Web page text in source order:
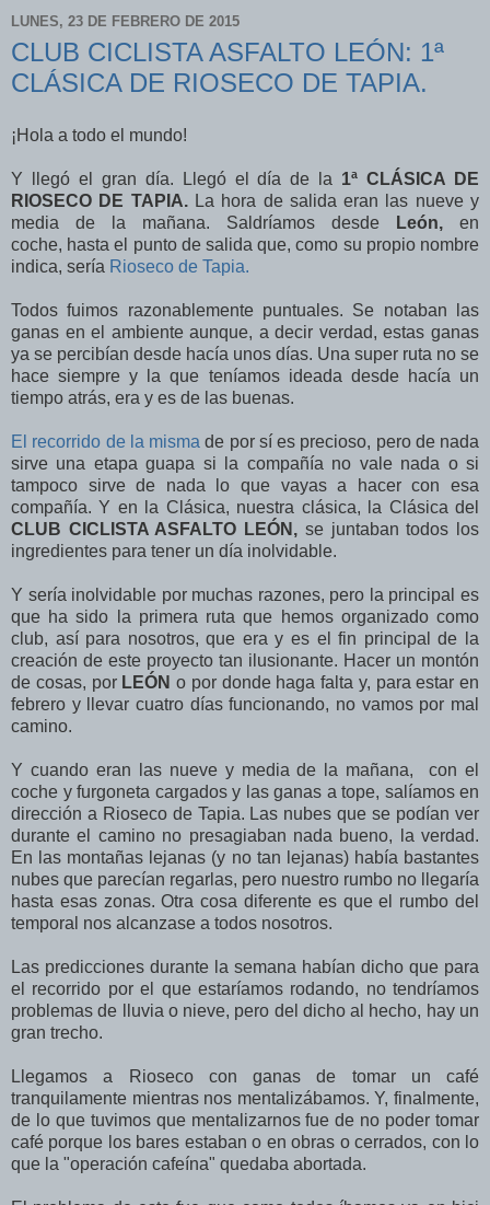
LUNES, 23 DE FEBRERO DE 2015
CLUB CICLISTA ASFALTO LEÓN: 1ª
CLÁSICA DE RIOSECO DE TAPIA.
¡Hola a todo el mundo!
Y llegó el gran día. Llegó el día de la 1ª CLÁSICA DE
RIOSECO DE TAPIA. La hora de salida eran las nueve y
media de la mañana. Saldríamos desde
León, en
coche, hasta el punto de salida que, como su propio nombre
indica, sería Rioseco de Tapia.
Todos fuimos razonablemente puntuales. Se notaban las
ganas en el ambiente aunque, a decir verdad, estas ganas
ya se percibían desde hacía unos días. Una super ruta no se
hace siempre y la que teníamos ideada desde hacía un
tiempo atrás, era y es de las buenas.
El recorrido de la misma de por sí es precioso, pero de nada
sirve una etapa guapa si la compañía no vale nada o si
tampoco sirve de nada lo que vayas a hacer con esa
compañía. Y en la Clásica, nuestra clásica, la Clásica del
CLUB CICLISTA ASFALTO LEÓN, se juntaban todos los
ingredientes para tener un día inolvidable.
Y sería inolvidable por muchas razones, pero la principal es
que ha sido la primera ruta que hemos organizado como
club, así para nosotros, que era y es el fin principal de la
creación de este proyecto tan ilusionante. Hacer un montón
de cosas, por LEÓN o por donde haga falta y, para estar en
febrero y llevar cuatro días funcionando, no vamos por mal
camino.
Y cuando eran las nueve y media de la mañana, con el
coche y furgoneta cargados y las ganas a tope, salíamos en
dirección a Rioseco de Tapia. Las nubes que se podían ver
durante el camino no presagiaban nada bueno, la verdad.
En las montañas lejanas (y no tan lejanas) había bastantes
nubes que parecían regarlas, pero nuestro rumbo no llegaría
hasta esas zonas. Otra cosa diferente es que el rumbo del
temporal nos alcanzase a todos nosotros.
Las predicciones durante la semana habían dicho que para
el recorrido por el que estaríamos rodando, no tendríamos
problemas de lluvia o nieve, pero del dicho al hecho, hay un
gran trecho.
Llegamos a Rioseco con ganas de tomar un café
tranquilamente mientras nos mentalizábamos. Y, finalmente,
de lo que tuvimos que mentalizarnos fue de no poder tomar
café porque los bares estaban o en obras o cerrados, con lo
que la "operación cafeína" quedaba abortada.